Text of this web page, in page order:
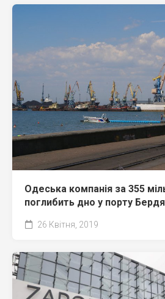
Одеська компанія за 355
поглибить дно у порту
26 Квітня, 2019